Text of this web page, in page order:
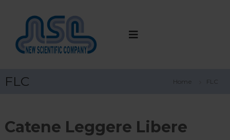
i
FLC Home FLC
Catene Leggere Libere